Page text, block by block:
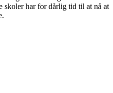
skoler har for dårlig tid til at nå at